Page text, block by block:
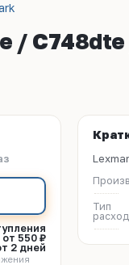
/
550 ₽
2 дней
Тип